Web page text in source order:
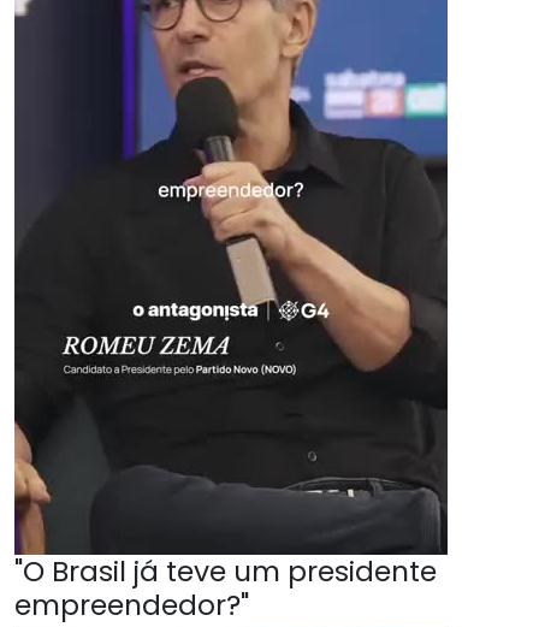
"O Brasil já teve um presidente
empreendedor?"